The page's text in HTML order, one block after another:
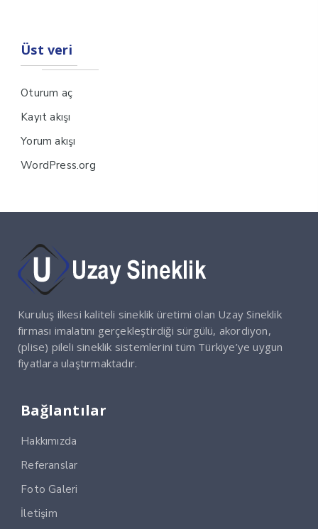
Üst veri
Oturum aç
Kayıt akışı
Yorum akışı
WordPress.org
Kuruluş ilkesi kaliteli sineklik üretimi olan Uzay Sineklik
firması imalatını gerçekleştirdiği sürgülü, akordiyon,
(plise) pileli sineklik sistemlerini tüm Türkiye’ye uygun
fiyatlara ulaştırmaktadır.
Bağlantılar
Hakkımızda
Referanslar
Foto Galeri
İletişim